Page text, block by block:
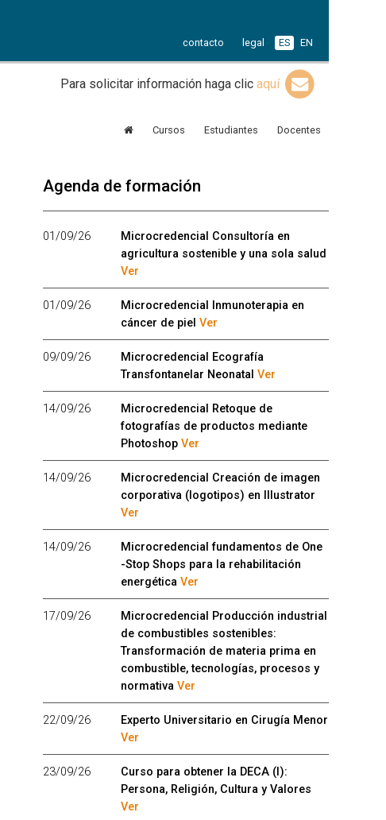
contacto legal ES EN
Para solicitar información haga clicaquí
Cursos Estudiantes Docentes
Agenda de formación
01/09/26
Microcredencial Consultoría en
agricultura sostenible y una sola salud
Ver
01/09/26
Microcredencial Inmunoterapia en
cáncer de piel Ver
09/09/26
Microcredencial Ecografía
Transfontanelar Neonatal Ver
14/09/26
Microcredencial Retoque de
fotografías de productos mediante
Photoshop Ver
14/09/26
Microcredencial Creación de imagen
corporativa (logotipos) en Illustrator
Ver
14/09/26
Microcredencial fundamentos de One
-Stop Shops para la rehabilitación
energética Ver
17/09/26
Microcredencial Producción industrial
de combustibles sostenibles:
Transformación de materia prima en
combustible, tecnologías, procesos y
normativa Ver
22/09/26
Experto Universitario en Cirugía Menor
Ver
23/09/26
Curso para obtener la DECA (I):
Persona, Religión, Cultura y Valores
Ver